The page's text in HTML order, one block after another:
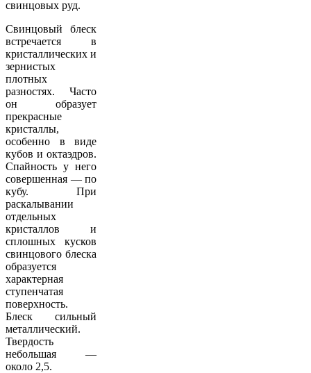
свинцовых руд.
Свинцовый блеск
встречается в
кристаллических и
зернистых
плотных
разностях. Часто
он образует
прекрасные
кристаллы,
особенно в виде
кубов и октаэдров.
Спайность у него
совершенная — по
кубу. При
раскалывании
отдельных
кристаллов и
сплошных кусков
свинцового блеска
образуется
характерная
ступенчатая
поверхность.
Блеск сильный
металлический.
Твердость
небольшая —
около 2,5.